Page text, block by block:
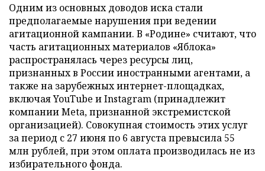
Одним из основных доводов иска стали
предполагаемые нарушения при ведении
агитационной кампании. В «Родине» считают, что
часть агитационных материалов «Яблока»
распространялась через ресурсы лиц,
признанных в России иностранными агентами, а
также на зарубежных интернет-площадках,
включая YouTube и Instagram (принадлежит
компании Meta, признанной экстремистской
организацией). Совокупная стоимость этих услуг
за период с 27 июня по 6 августа превысила 55
млн рублей, при этом оплата производилась не из
избирательного фонда.